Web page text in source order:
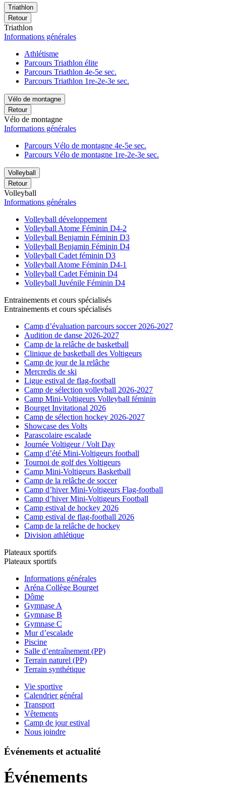
Triathlon
Retour
Triathlon
Informations générales
Athlétisme
Parcours Triathlon élite
Parcours Triathlon 4e-5e sec.
Parcours Triathlon 1re-2e-3e sec.
Vélo de montagne
Retour
Vélo de montagne
Informations générales
Parcours Vélo de montagne 4e-5e sec.
Parcours Vélo de montagne 1re-2e-3e sec.
Volleyball
Retour
Volleyball
Informations générales
Volleyball développement
Volleyball Atome Féminin D4-2
Volleyball Benjamin Féminin D3
Volleyball Benjamin Féminin D4
Volleyball Cadet féminin D3
Volleyball Atome Féminin D4-1
Volleyball Cadet Féminin D4
Volleyball Juvénile Féminin D4
Entrainements et cours spécialisés
Entrainements et cours spécialisés
Camp d’évaluation parcours soccer 2026-2027
Audition de danse 2026-2027
Camp de la relâche de basketball
Clinique de basketball des Voltigeurs
Camp de jour de la relâche
Mercredis de ski
Ligue estival de flag-football
Camp de sélection volleyball 2026-2027
Camp Mini-Voltigeurs Volleyball féminin
Bourget Invitational 2026
Camp de sélection hockey 2026-2027
Showcase des Volts
Parascolaire escalade
Journée Voltigeur / Volt Day
Camp d’été Mini-Voltigeurs football
Tournoi de golf des Voltigeurs
Camp Mini-Voltigeurs Basketball
Camp de la relâche de soccer
Camp d’hiver Mini-Voltigeurs Flag-football
Camp d’hiver Mini-Voltigeurs Football
Camp estival de hockey 2026
Camp estival de flag-football 2026
Camp de la relâche de hockey
Division athlétique
Plateaux sportifs
Plateaux sportifs
Informations générales
Aréna Collège Bourget
Dôme
Gymnase A
Gymnase B
Gymnase C
Mur d’escalade
Piscine
Salle d’entraînement (PP)
Terrain naturel (PP)
Terrain synthétique
Vie sportive
Calendrier général
Transport
Vêtements
Camp de jour estival
Nous joindre
Événements et actualité
Événements